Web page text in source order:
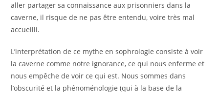
aller partager sa connaissance aux prisonniers dans la
caverne, il risque de ne pas être entendu, voire très mal
accueilli.
L’interprétation de ce mythe en sophrologie consiste à voir
la caverne comme notre ignorance, ce qui nous enferme et
nous empêche de voir ce qui est. Nous sommes dans
l’obscurité et la phénoménologie (qui à la base de la